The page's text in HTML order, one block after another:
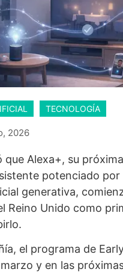
TECNOLOGÍA
2026
que Alexa+, su próxima
potenciado por
generativa,
Reino Unido como
el programa de
y en las